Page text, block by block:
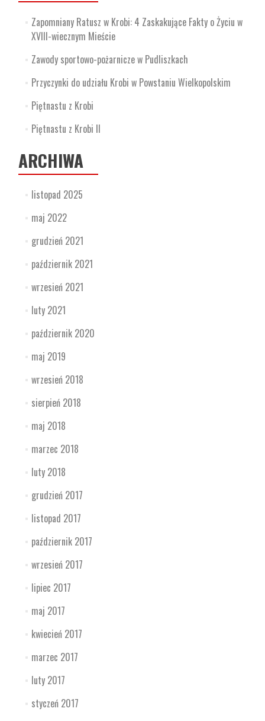
Zapomniany Ratusz w Krobi: 4 Zaskakujące Fakty o Życiu w
XVIII-wiecznym Mieście
Zawody sportowo-pożarnicze w Pudliszkach
Przyczynki do udziału Krobi w Powstaniu Wielkopolskim
Piętnastu z Krobi
Piętnastu z Krobi II
ARCHIWA
listopad 2025
maj 2022
grudzień 2021
październik 2021
wrzesień 2021
luty 2021
październik 2020
maj 2019
wrzesień 2018
sierpień 2018
maj 2018
marzec 2018
luty 2018
grudzień 2017
listopad 2017
październik 2017
wrzesień 2017
lipiec 2017
maj 2017
kwiecień 2017
marzec 2017
luty 2017
styczeń 2017